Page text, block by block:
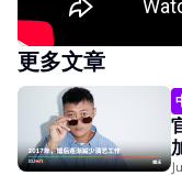
更多文章